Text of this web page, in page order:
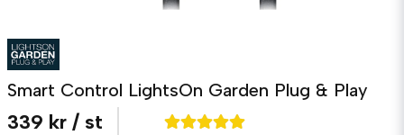
Smart Control LightsOn Garden Plug & Play
339 kr / st